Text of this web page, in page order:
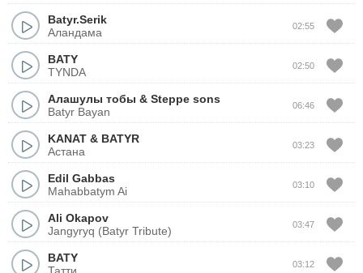
Batyr.Serik
Аландама
02:55
BATY
TYNDA
02:50
Алашулы тобы & Steppe sons
Batyr Bayan
06:46
KANAT & BATYR
Астана
03:23
Edil Gabbas
Mahabbatym Ai
03:10
Ali Okapov
Jangyryq (Batyr Tribute)
03:47
BATY
Татти
03:12